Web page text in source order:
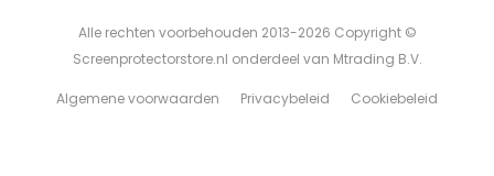
Alle rechten voorbehouden 2013-2026 Copyright ©
Screenprotectorstore.nl onderdeel van Mtrading B.V.
Algemene voorwaarden Privacybeleid Cookiebeleid